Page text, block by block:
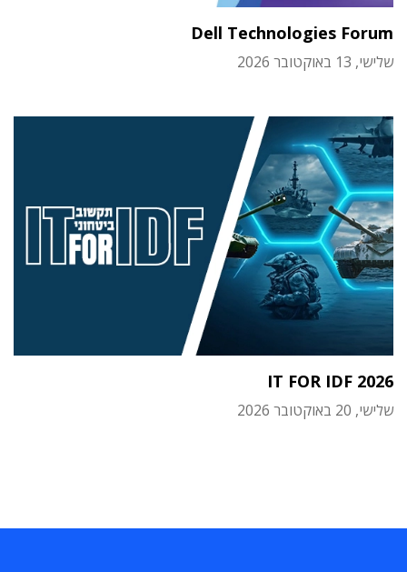
Dell Technologies Forum
שלישי, 13 באוקטובר 2026
IT FOR IDF 2026
שלישי, 20 באוקטובר 2026